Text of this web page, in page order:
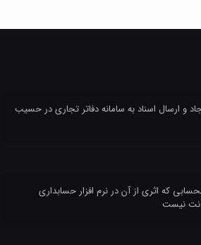
و ارسال اسناد به سامانه دفاتر تجاری در حسیب
که اثری از آن در نرم افزار حسابداری
نیست